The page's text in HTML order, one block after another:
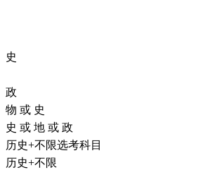
史
政
物 或 史
史 或 地 或 政
历史+不限选考科目
历史+不限